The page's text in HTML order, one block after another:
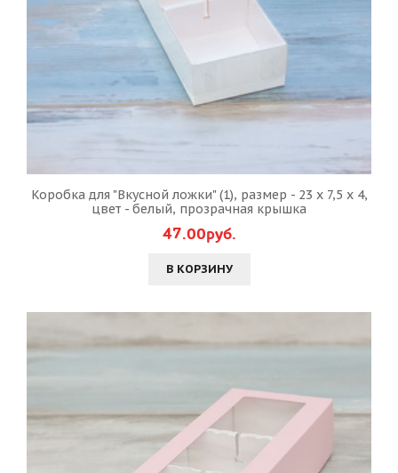
Коробка для "Вкусной ложки" (1), размер - 23 х 7,5 х 4,
цвет - белый, прозрачная крышка
47.00руб.
В КОРЗИНУ